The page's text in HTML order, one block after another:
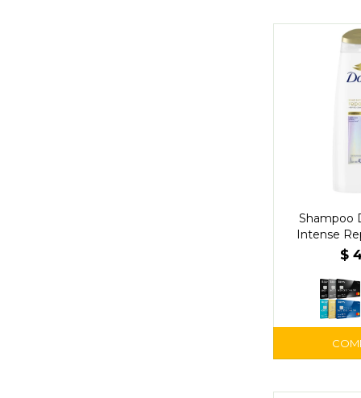
Shampoo
Intense
$